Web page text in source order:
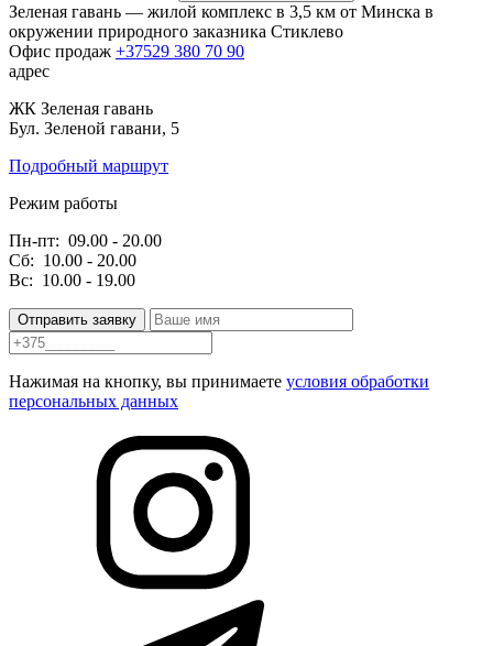
Зеленая гавань — жилой комплекс в 3,5 км от Минска в
окружении природного заказника Стиклево
Офис продаж +37529 380 70 90
адрес
ЖК Зеленая гавань
Бул. Зеленой гавани, 5
Подробный маршрут
Режим работы
Пн-пт: 09.00 - 20.00
Сб: 10.00 - 20.00
Вс: 10.00 - 19.00
Отправить заявку
Нажимая на кнопку, вы принимаете условия обработки
персональных данных